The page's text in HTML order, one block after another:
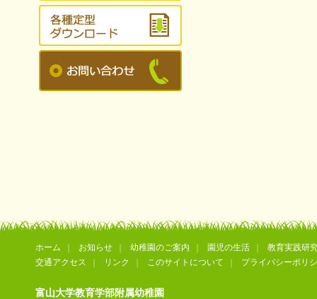
ホーム お知らせ 幼稚園のご案内 園児の生活
教育実践研
交通アクセス
リンク このサイトについて プライバシーポリ
富山大学教育学部附属幼稚園